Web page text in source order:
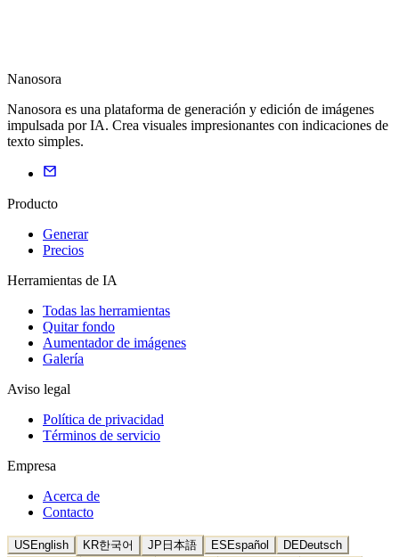
Nanosora
Nanosora es una plataforma de generación y edición de imágenes
impulsada por IA. Crea visuales impresionantes con indicaciones de
texto simples.
Producto
Generar
Precios
Herramientas de IA
Todas las herramientas
Quitar fondo
Aumentador de imágenes
Galería
Aviso legal
Política de privacidad
Términos de servicio
Empresa
Acerca de
Contacto
US English KR한국어 JP 日本語 ES Español DE Deutsch